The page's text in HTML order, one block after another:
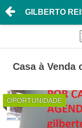
GILBERTO
Casa à
OPORTUNIDADE